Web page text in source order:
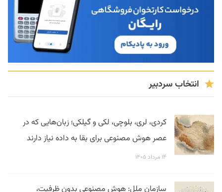
انتخاب سردبیر
کردی، لری، بلوچی، لکی و گیلکی؛ زبان‌هایی که در
عصر هوش مصنوعی برای بقا به داده نیاز دارند
۱۴ مرداد ۱۴۰۵
سازمان ملل: هوش مصنوعی بدون ظرفیت،